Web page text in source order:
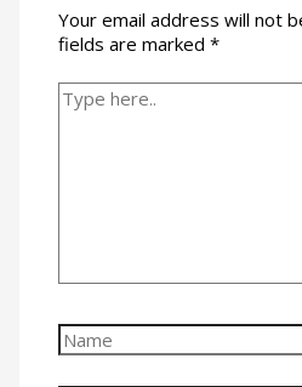
Your email address will not
fields are marked*
Type
here..
Name